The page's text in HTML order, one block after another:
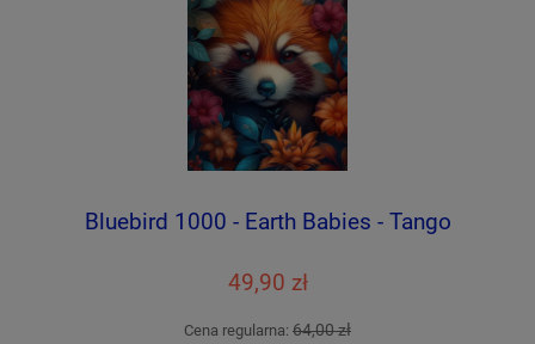
Bluebird 1000 - Earth Babies - Tango
49,90 zł
Cena regularna: 64,00 zł